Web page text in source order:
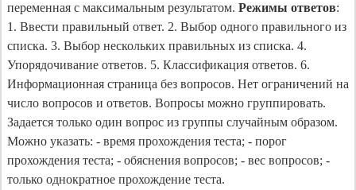
переменная с максимальным результатом. Режимы ответов:
1. Ввести правильный ответ. 2. Выбор одного правильного из
списка. 3. Выбор нескольких правильных из списка. 4.
Упорядочивание ответов. 5. Классификация ответов. 6.
Информационная страница без вопросов. Нет ограничений на
число вопросов и ответов. Вопросы можно группировать.
Задается только один вопрос из группы случайным образом.
Можно указать: - время прохождения теста; - порог
прохождения теста; - обяснения вопросов; - вес вопросов; -
только однократное прохождение теста.